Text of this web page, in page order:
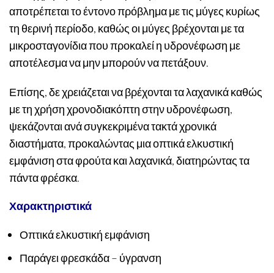
αποτρέπεται το έντονο πρόβλημα με τις μύγες κυρίως
τη θερινή περίοδο, καθώς οι μύγες βρέχονται με τα
μικροσταγονίδια που προκαλεί η υδρονέφωση με
αποτέλεσμα να μην μπορούν να πετάξουν.
Επίσης, δε χρειάζεται να βρέχονται τα λαχανικά καθώς
με τη χρήση χρονοδιακόπτη στην υδρονέφωση,
ψεκάζονται ανά συγκεκριμένα τακτά χρονικά
διαστήματα, προκαλώντας μια οπτικά ελκυστική
εμφάνιση στα φρούτα και λαχανικά, διατηρώντας τα
πάντα φρέσκα.
Χαρακτηριστικά
Οπτικά ελκυστική εμφάνιση
Παράγει φρεσκάδα – ύγρανση